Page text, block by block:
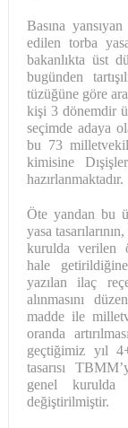
Basına
edilen torba
bakanlıkta üst
bugünden
tüzüğüne göre
kişi 3 dönemdir
seçimde adaya
bu 73
kimisine
hazırlanmaktadır.
Öte yandan bu
yasa
kurulda verilen
hale
yazılan ilaç
alınmasını
madde ile
oranda
geçtiğimiz yıl
tasarısı
genel kurulda
değiştirilmiştir.